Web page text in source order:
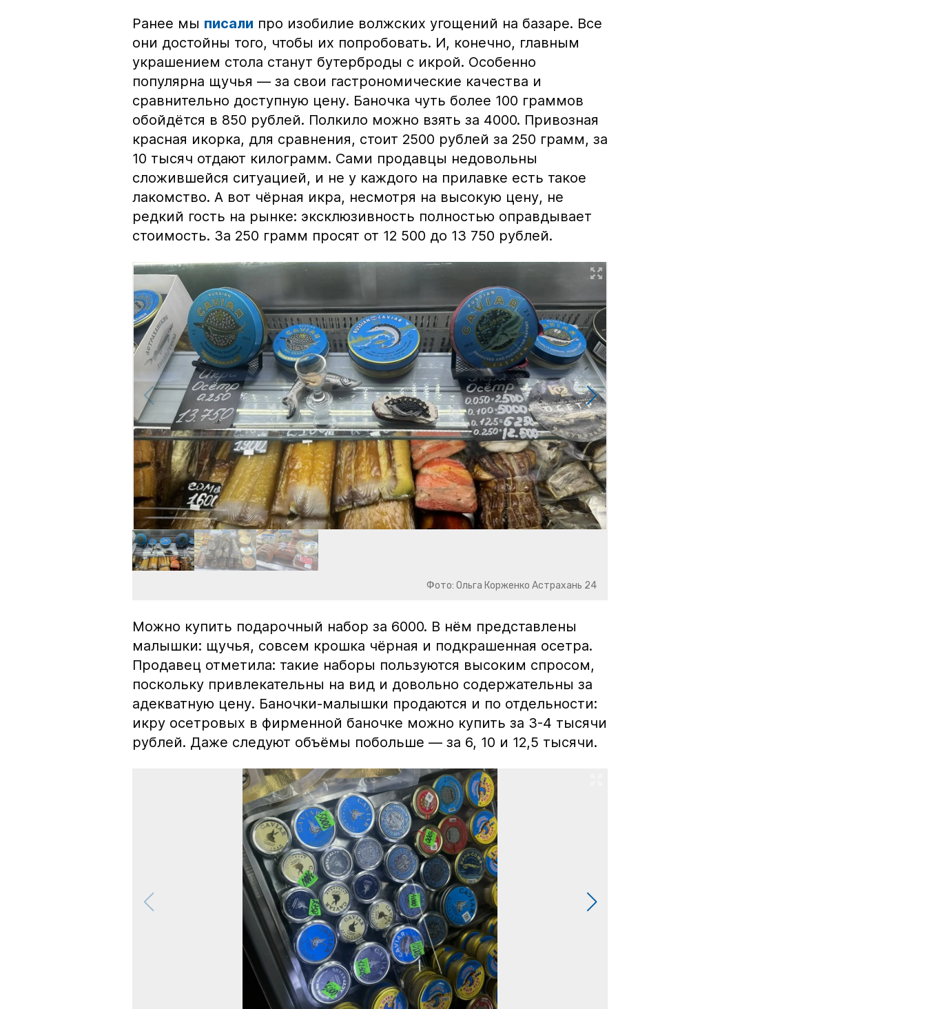
Ранее мы писали про изобилие волжских угощений на базаре. Все
они достойны того, чтобы их попробовать. И, конечно, главным
украшением стола станут бутерброды с икрой. Особенно
популярна щучья — за свои гастрономические качества и
сравнительно доступную цену. Баночка чуть более 100 граммов
обойдётся в 850 рублей. Полкило можно взять за 4000. Привозная
красная икорка, для сравнения, стоит 2500 рублей за 250 грамм, за
10 тысяч отдают килограмм. Сами продавцы недовольны
сложившейся ситуацией, и не у каждого на прилавке есть такое
лакомство. А вот чёрная икра, несмотря на высокую цену, не
редкий гость на рынке: эксклюзивность полностью оправдывает
стоимость. За 250 грамм просят от 12 500 до 13 750 рублей.
Фото: Ольга Корженко Астрахань 24
Можно купить подарочный набор за 6000. В нём представлены
малышки: щучья, совсем крошка чёрная и подкрашенная осетра.
Продавец отметила: такие наборы пользуются высоким спросом,
поскольку привлекательны на вид и довольно содержательны за
адекватную цену. Баночки-малышки продаются и по отдельности:
икру осетровых в фирменной баночке можно купить за 3-4 тысячи
рублей. Даже следуют объёмы побольше — за 6, 10 и 12,5 тысячи.